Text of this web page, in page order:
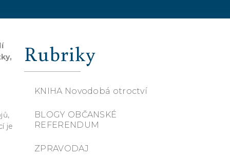
je
Rubriky
KNIHA Novodobá otroctví
BLOGY OBČANSKÉ
REFERENDUM
ZPRAVODAJ